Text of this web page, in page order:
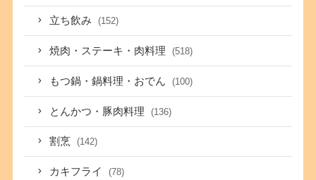
立ち飲み (152)
焼肉・ステーキ・肉料理 (518)
もつ鍋・鍋料理・おでん (100)
とんかつ・豚肉料理 (136)
割烹 (142)
カキフライ (78)